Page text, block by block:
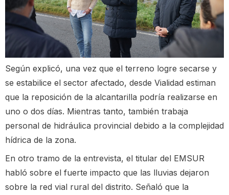
Según explicó, una vez que el terreno logre secarse y
se estabilice el sector afectado, desde Vialidad estiman
que la reposición de la alcantarilla podría realizarse en
uno o dos días. Mientras tanto, también trabaja
personal de hidráulica provincial debido a la complejidad
hídrica de la zona.
En otro tramo de la entrevista, el titular del EMSUR
habló sobre el fuerte impacto que las lluvias dejaron
sobre la red vial rural del distrito. Señaló que la